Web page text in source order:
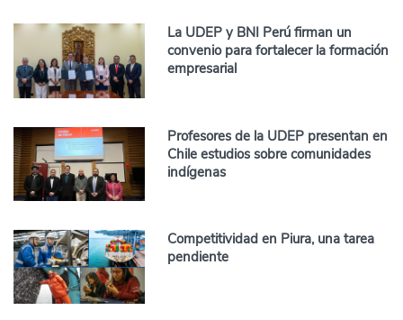
La UDEP y BNI Perú firman un
convenio para fortalecer la formación
empresarial
Profesores de la UDEP presentan en
Chile estudios sobre comunidades
indígenas
Competitividad en Piura, una tarea
pendiente